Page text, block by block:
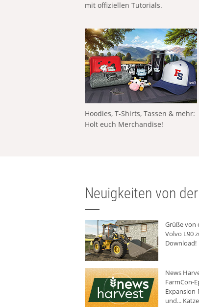
mit offiziellen Tutorials.
Hoodies, T-Shirts, Tassen & mehr:
Holt euch Merchandise!
Neuigkeiten von
Grüße von
Volvo L90
Download!
News
FarmCon-
und...